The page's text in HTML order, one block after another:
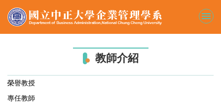
到
教師介紹
榮譽教授
專任教師